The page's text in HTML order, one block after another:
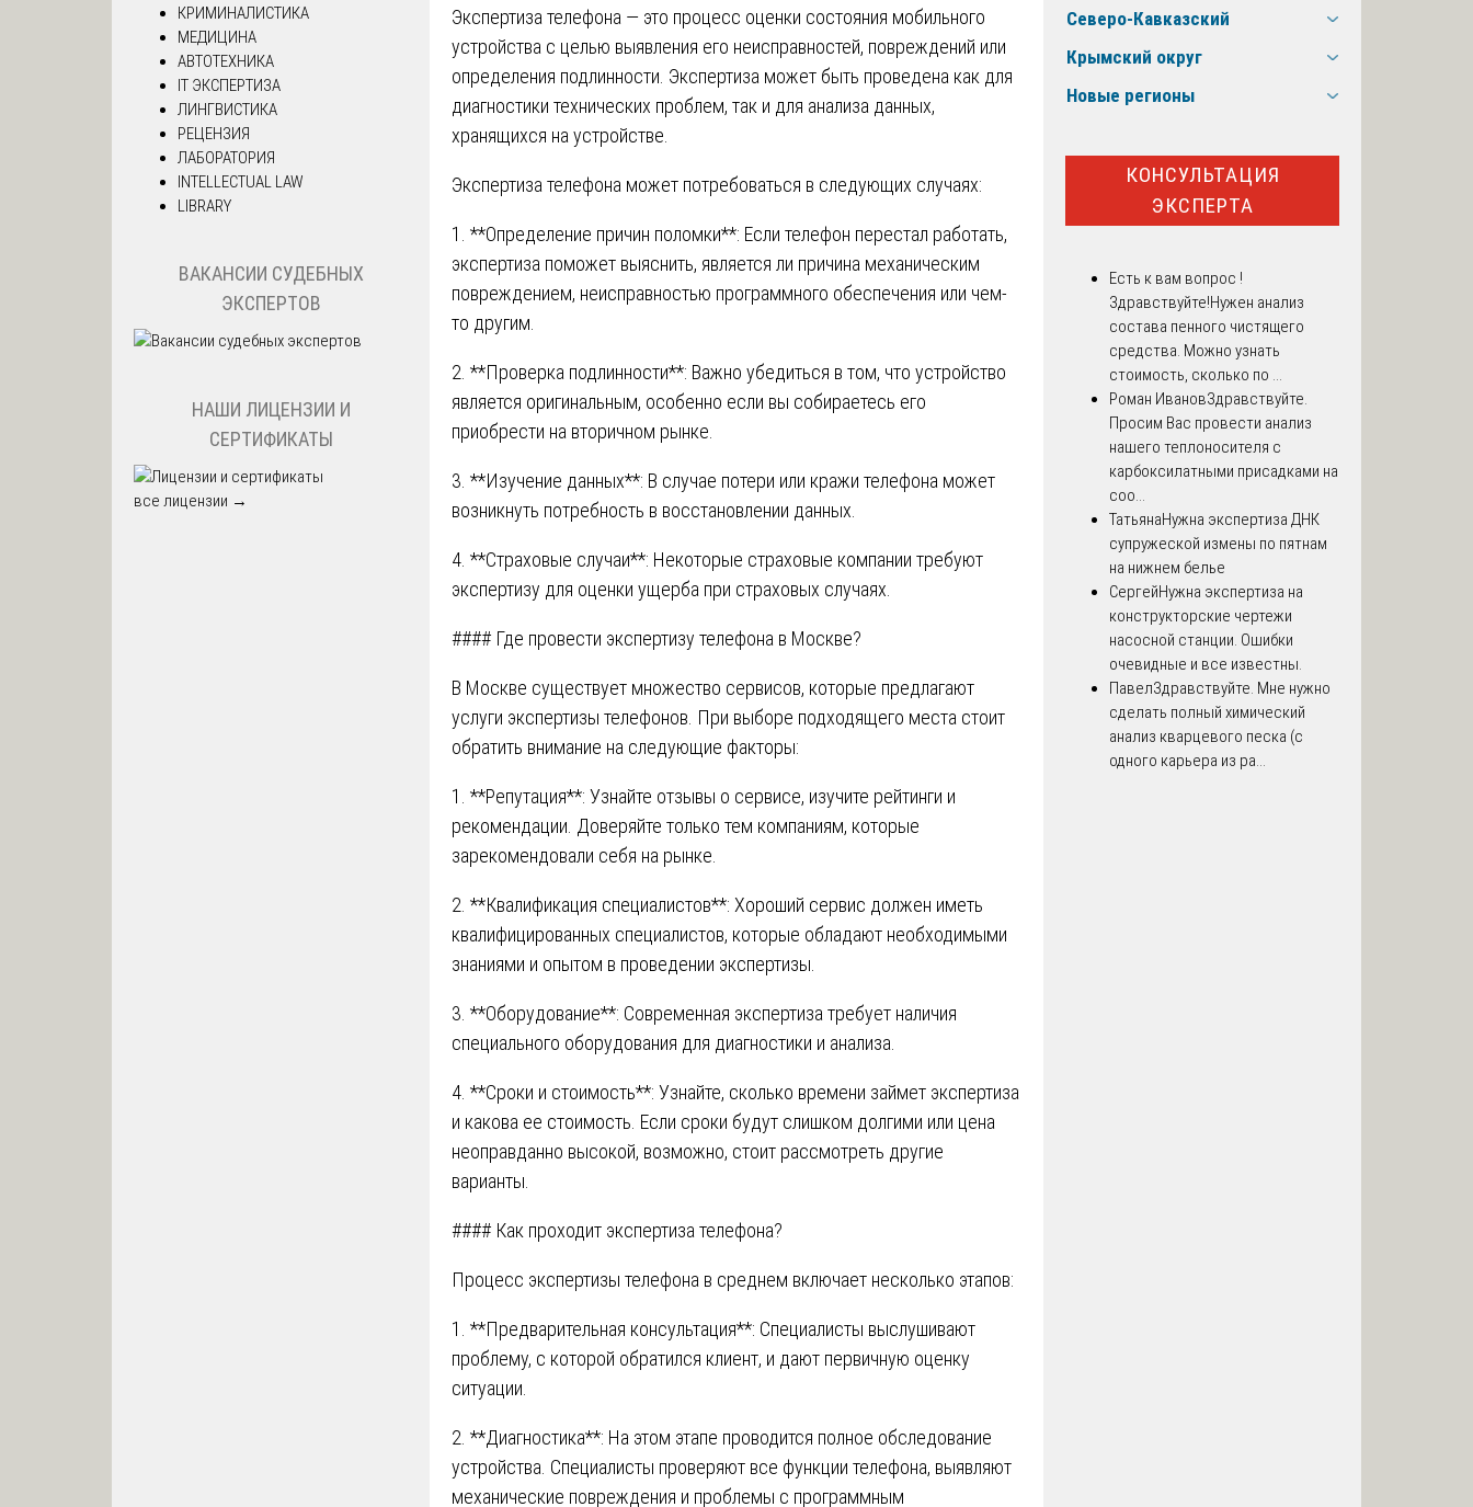
Экспертиза телефона — это процесс оценки состояния мобильного
устройства с целью выявления его неисправностей, повреждений или
определения подлинности. Экспертиза может быть проведена как для
диагностики технических проблем, так и для анализа данных,
хранящихся на устройстве.
Экспертиза телефона может потребоваться в следующих случаях:
1. **Определение причин поломки**: Если телефон перестал работать,
экспертиза поможет выяснить, является ли причина механическим
повреждением, неисправностью программного обеспечения или чем-
то другим.
2. **Проверка подлинности**: Важно убедиться в том, что устройство
является оригинальным, особенно если вы собираетесь его
приобрести на вторичном рынке.
3. **Изучение данных**: В случае потери или кражи телефона может
возникнуть потребность в восстановлении данных.
4. **Страховые случаи**: Некоторые страховые компании требуют
экспертизу для оценки ущерба при страховых случаях.
#### Где провести экспертизу телефона в Москве?
В Москве существует множество сервисов, которые предлагают
услуги экспертизы телефонов. При выборе подходящего места стоит
обратить внимание на следующие факторы:
1. **Репутация**: Узнайте отзывы о сервисе, изучите рейтинги и
рекомендации. Доверяйте только тем компаниям, которые
зарекомендовали себя на рынке.
2. **Квалификация специалистов**: Хороший сервис должен иметь
квалифицированных специалистов, которые обладают необходимыми
знаниями и опытом в проведении экспертизы.
3. **Оборудование**: Современная экспертиза требует наличия
специального оборудования для диагностики и анализа.
4. **Сроки и стоимость**: Узнайте, сколько времени займет экспертиза
и какова ее стоимость. Если сроки будут слишком долгими или цена
неоправданно высокой, возможно, стоит рассмотреть другие
варианты.
#### Как проходит экспертиза телефона?
Процесс экспертизы телефона в среднем включает несколько этапов:
1. **Предварительная консультация**: Специалисты выслушивают
проблему, с которой обратился клиент, и дают первичную оценку
ситуации.
2. **Диагностика**: На этом этапе проводится полное обследование
устройства. Специалисты проверяют все функции телефона, выявляют
механические повреждения и проблемы с программным
КРИМИНАЛИСТИКА
МЕДИЦИНА
АВТОТЕХНИКА
IT ЭКСПЕРТИЗА
ЛИНГВИСТИКА
РЕЦЕНЗИЯ
ЛАБОРАТОРИЯ
INTELLECTUAL LAW
LIBRARY
ВАКАНСИИ СУДЕБНЫХ
ЭКСПЕРТОВ
НАШИ ЛИЦЕНЗИИ И
СЕРТИФИКАТЫ
все лицензии →
Северо-Кавказский
Крымский округ
Новые регионы
КОНСУЛЬТАЦИЯ
ЭКСПЕРТА
Есть к вам вопрос !
Здравствуйте!Нужен анализ
состава пенного чистящего
средства. Можно узнать
стоимость, сколько по ...
Роман ИвановЗдравствуйте.
Просим Вас провести анализ
нашего теплоносителя с
карбоксилатными присадками на
соо...
ТатьянаНужна экспертиза ДНК
супружеской измены по пятнам
на нижнем белье
СергейНужна экспертиза на
конструкторские чертежи
насосной станции. Ошибки
очевидные и все известны.
ПавелЗдравствуйте. Мне нужно
сделать полный химический
анализ кварцевого песка (с
одного карьера из ра...